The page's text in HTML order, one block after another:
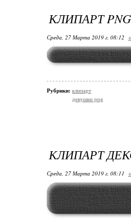
КЛИПАРТ PNG
Среда, 27 Марта 2019 г. 08:12
Рубрики: клипарт
девушки png
КЛИПАРТ
Среда, 27 Марта 2019 г. 08:11